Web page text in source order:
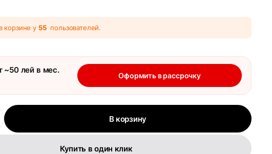
корзине у 55 пользователей.
~50 лей в мес.
Оформить в рассрочку
В корзину
Купить в один клик